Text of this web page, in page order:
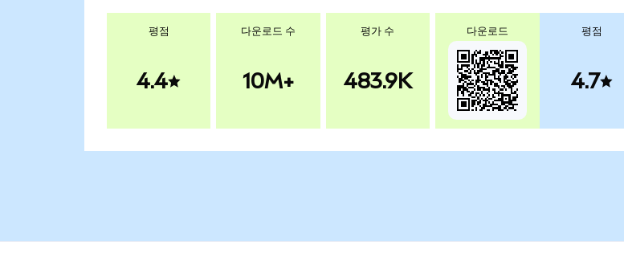
평점
4.4
다운로드 수
10M+
평가 수
483.9K
다운로드 평점
4.7